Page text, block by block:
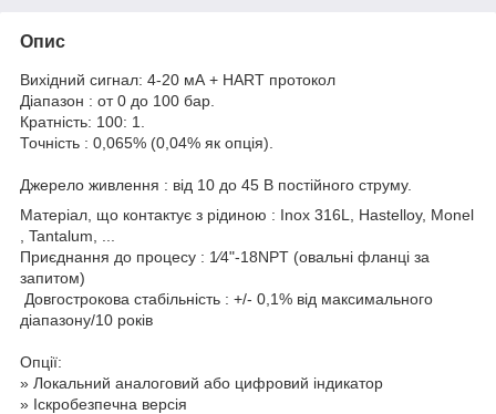
Опис
Вихідний сигнал: 4-20 мА + HART протокол
Діапазон : от 0 до 100 бар.
Кратність: 100: 1.
Точність : 0,065% (0,04% як опція).
Джерело живлення : від 10 до 45 В постійного струму.
Матеріал, що контактує з рідиною : Inox 316L, Hastelloy, Monel
, Tantalum, ...
Приєднання до процесу : 1⁄4"-18NPT (овальні фланці за
запитом)
Довгострокова стабільність : +/- 0,1% від максимального
діапазону/10 років
Опції:
» Локальний аналоговий або цифровий індикатор
» Іскробезпечна версія